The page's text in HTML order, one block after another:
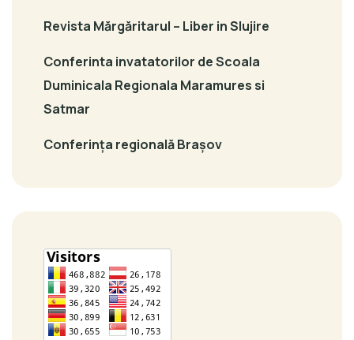
Revista Mărgăritarul – Liber in Slujire
Conferinta invatatorilor de Scoala
Duminicala Regionala Maramures si
Satmar
Conferința regională Brașov